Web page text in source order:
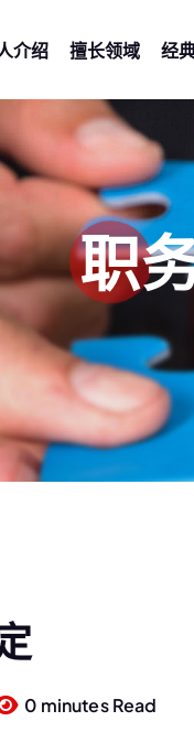
介绍 擅长领域 经
职
0 minutes Read